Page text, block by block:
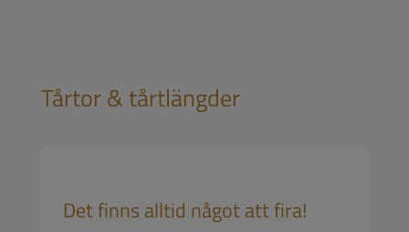
Tårtor & tårtlängder
Det finns alltid något att fira!